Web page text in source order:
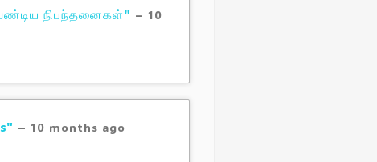
நிபந்தனைகள்" –10
–10 months ago